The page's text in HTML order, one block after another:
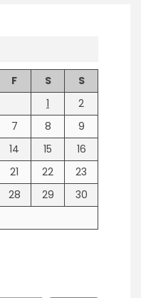
F S
S
1
2
7 8
9
14 15
16
21 22
23
28 29
30